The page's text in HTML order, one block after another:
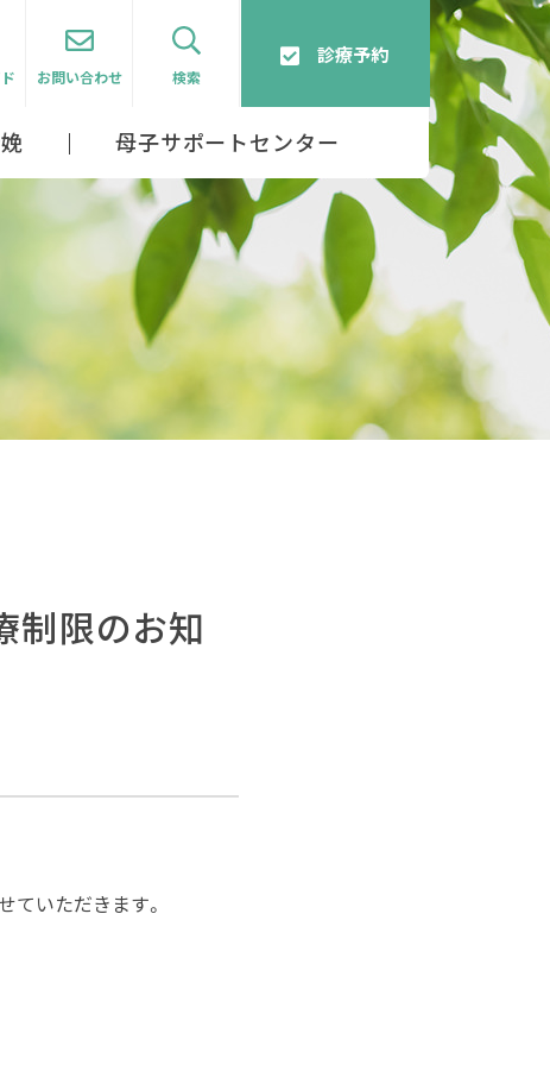
お問い合わせ 検索
診療予約
母子サポートセンター
制限のお知
ていただきます。